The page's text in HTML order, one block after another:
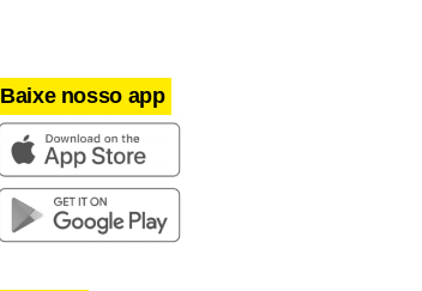
Baixe nosso app